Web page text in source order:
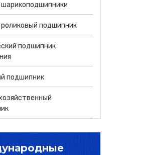
подшипник
подшипник
подшипник